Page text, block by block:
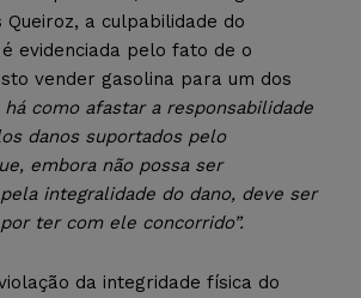
Queiroz, a culpabilidade do
evidenciada pelo fato de o
vender gasolina para um dos
há como afastar a responsabilidade
danos suportados pelo
embora não possa ser
integralidade do dano, deve ser
ter com ele concorrido”.
da integridade física do